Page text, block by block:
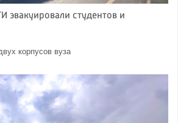
эвакуировали студентов и
корпусов вуза